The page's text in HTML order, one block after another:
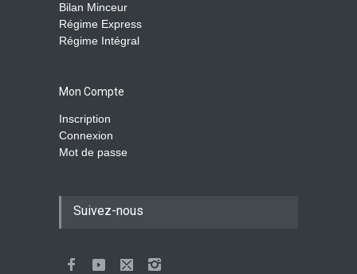
Bilan Minceur
Régime Express
Régime Intégral
Mon Compte
Inscription
Connexion
Mot de passe
Suivez-nous